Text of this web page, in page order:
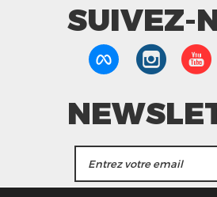
SUIVEZ-